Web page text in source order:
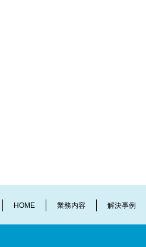
HOME 業務内容 解決事例